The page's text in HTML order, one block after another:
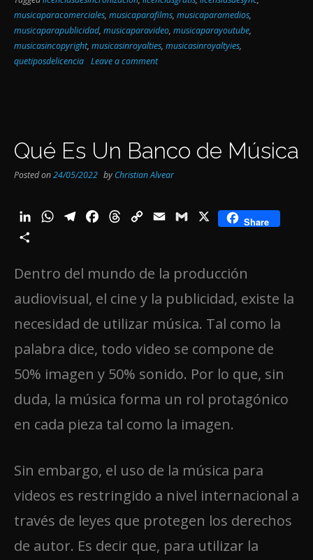
musicaparacomerciales, musicaparafilms, musicaparamedios,
musicaparapublicidad, musicaparavideo, musicaparayoutube,
musicasincopyright, musicasinroyalties, musicasinroyaltyies,
quetiposdelicencia Leave a comment
Qué Es Un Banco de Música
Posted on24/05/2022 by Christian Alvear
LinkedInWhatsApp
TelegramFacebookThreads
Copy
Email GmailX Share
Dentro del mundo de la producción
audiovisual, el cine y la publicidad, existe la
necesidad de utilizar música. Tal como la
palabra dice, todo video se compone de
50% imagen y 50% sonido. Por lo que, sin
duda, la música forma un rol protagónico
en cada pieza tal como la imagen.
Sin embargo, el uso de la música para
videos es restringido a nivel internacional a
través de leyes que protegen los derechos
de autor. Es decir que, para utilizar la